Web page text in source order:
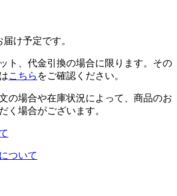
届け予定です。
ト、代金引換の場合に限ります。その
こちら をご確認ください。
の場合や在庫状況によって、商品のお
く場合がございます。
ついて